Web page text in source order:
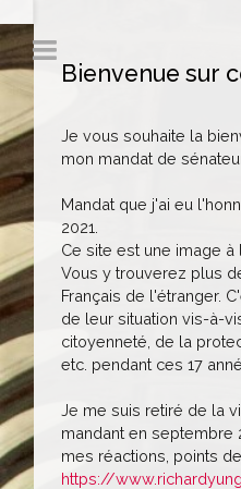
Bienvenue sur
Je vous souhaite la
mon mandat de
Mandat que j'ai eu
2021.
Ce site est une image à
Vous y trouverez plus
Français de l'étranger.
de leur situation vis-à-
citoyenneté, de la
etc. pendant ces 17
Je me suis retiré de la
mandant en septembre
mes réactions, points
https://